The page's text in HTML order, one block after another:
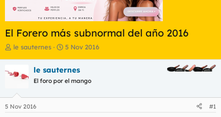
El Forero más subnormal del año 2016
I
c
d
o
le sauternes
F
h
a
e
5 Nov 2016
le sauternes
El foro por el mango
5 Nov 2016 #1